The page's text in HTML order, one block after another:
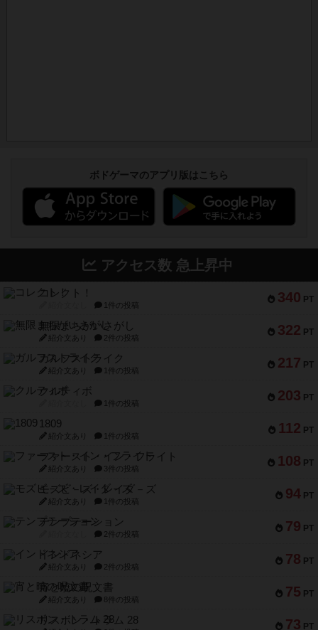
ボドゲーマのアプリ版はこちら
アクセス数 急上昇中
340 PT
コレクト！
1件の投稿
322 PT
無限まちがいさがし
紹介文あり 2件の投稿
217 PT
ガルフストライク
紹介文あり 1件の投稿
203 PT
クルティボ
1件の投稿
112 PT
1809
紹介文あり 1件の投稿
108 PT
ファースト・イン・フライト
紹介文あり 3件の投稿
94 PT
モズビ－ズ・レイダ－ズ
紹介文あり 1件の投稿
79 PT
テンプテーション
2件の投稿
78 PT
インドネシア
紹介文あり 2件の投稿
75 PT
宵と暁の呪文書
紹介文あり 8件の投稿
73 PT
リスボン・トラム 28